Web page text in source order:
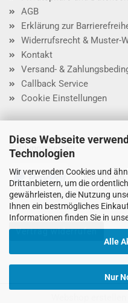
Diese Webseite
Technologien
Wir verwenden Cookies und
Drittanbietern, um die
gewährleisten, die Nutzung
Ihnen ein bestmögliches
Informationen finden Sie in
Alle
Nur
AGB
Erklärung zur
Widerrufsrecht & Muster-
Kontakt
Versand- &
Callback Service
Cookie Einstellungen
Zahlungsweisen
Vertrag widerrufen